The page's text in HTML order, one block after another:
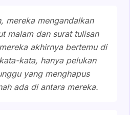
mereka mengandalkan
malam dan surat tulisan
akhirnya bertemu di
kata, hanya pelukan
yang menghapus
ada di antara mereka.